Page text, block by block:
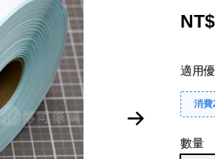
適用
消
數量